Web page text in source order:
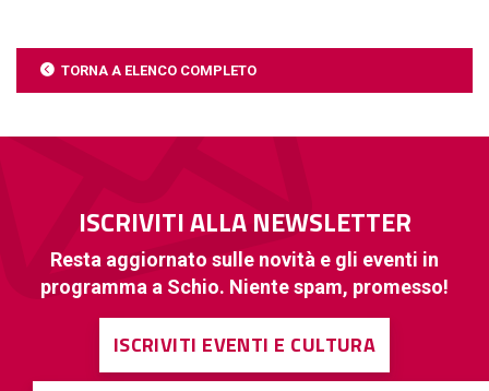
TORNA A ELENCO COMPLETO
ISCRIVITI ALLA NEWSLETTER
Resta aggiornato sulle novità e gli eventi in
programma a Schio. Niente spam, promesso!
ISCRIVITI EVENTI E CULTURA